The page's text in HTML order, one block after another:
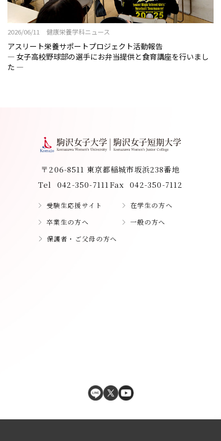
2026/06/11 健康栄養学科ニュース
アスリート栄養サポートプロジェクト活動報告
― 女子高校野球部の選手にお弁当提供と食育講座を行いまし
た ―
〒206-8511 東京都稲城市坂浜238番地
Tel
042-350-7111Fax 042-350-7112
受験生応援サイト
在学生の方へ
卒業生の方へ
一般の方へ
保護者・ご父母の方へ